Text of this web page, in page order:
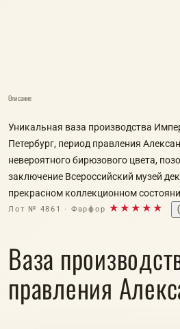
Описание
Уникальная ваза производства
Петербург, период правления
невероятного бирюзового цвета,
заключение Всероссийский музей
прекрасном коллекционном
Лот № 4861 · Фарфор ★★★★★
Ваза
правления